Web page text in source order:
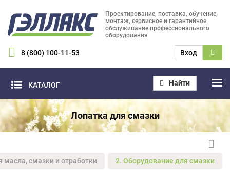
Проектирование, поставка, обучение,
монтаж, сервисное и гарантийное
обслуживание профессионального
оборудования
8 (800) 100-11-53 Вход
КАТАЛОГ Найти
Лопатка для смазки
смазки и отработки 2. Оборудование для смазки